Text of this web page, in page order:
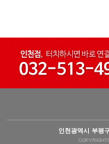
인천광역시 부평